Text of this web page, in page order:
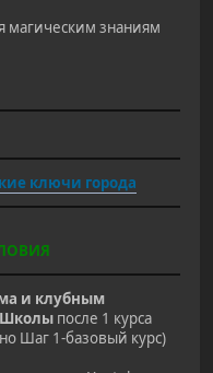
знаниям
ключи города
и клубным
Школы после 1 курса
Шаг 1-базовый курс)